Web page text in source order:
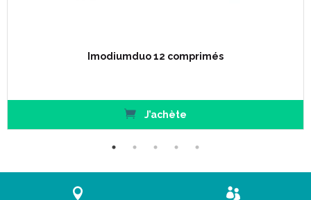
Imodiumduo 12 comprimés
J’achète